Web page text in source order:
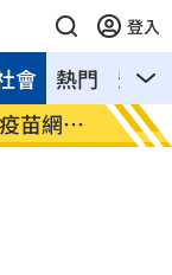
登入
熱門 影音
會
衝2.58
高溫